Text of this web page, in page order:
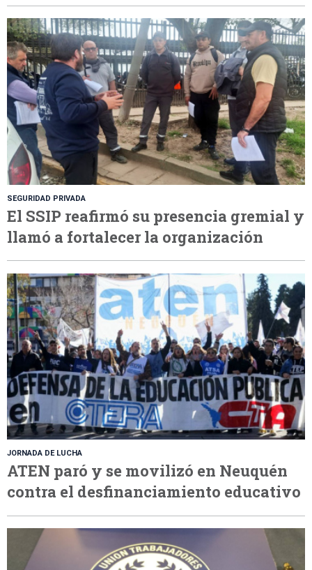
SEGURIDAD PRIVADA
El SSIP reafirmó su presencia gremial y
llamó a fortalecer la organización
JORNADA DE LUCHA
ATEN paró y se movilizó en Neuquén
contra el desfinanciamiento educativo